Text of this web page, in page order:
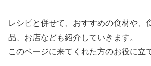
レシピと併せて、おすすめの食材や、
品、お店なども紹介していきます。
このページに来てくれた方のお役に立